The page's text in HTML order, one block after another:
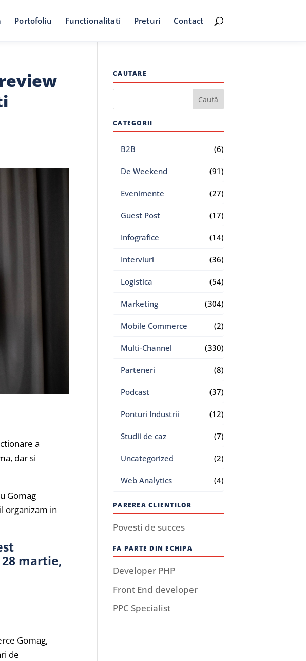
Portofoliu Functionalitati Preturi Contact
a
dar si
Gomag
organizam in
martie,
Gomag,
de
CAUTARE
CATEGORII
B2B (6)
De Weekend (91)
Evenimente (27)
Guest Post (17)
Infografice (14)
Interviuri (36)
Logistica (54)
Marketing (304)
Mobile Commerce (2)
Multi-Channel (330)
Parteneri (8)
Podcast (37)
Ponturi Industrii (12)
Studii de caz (7)
Uncategorized (2)
Web Analytics (4)
PAREREA CLIENTILOR
Povesti de succes
FA PARTE DIN ECHIPA
Developer PHP
Front End developer
PPC Specialist